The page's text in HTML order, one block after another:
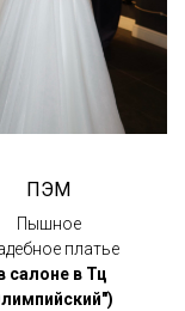
ПЭМ
Пышное
платье
салоне в Тц